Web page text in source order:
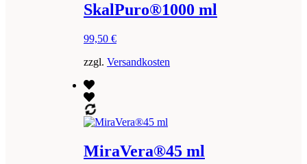
SkalPuro®1000 ml
99,50 €
zzgl. Versandkosten
MiraVera®45 ml